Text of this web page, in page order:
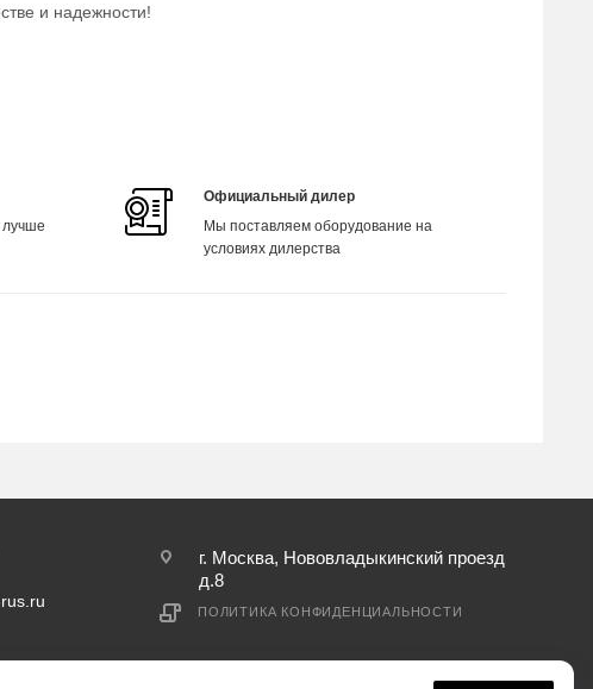
и надежности!
лучше
Официальный дилер
Мы поставляем оборудование на
условиях дилерства
г. Москва, Нововладыкинский проезд
д.8
ПОЛИТИКА КОНФИДЕНЦИАЛЬНОСТИ